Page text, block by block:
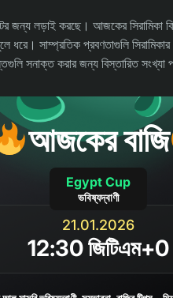
জন্য লড়াই করছে। আজকের
ধরে। সাম্প্রতিক প্রবণতাগুলি
সনাক্ত করার জন্য বিস্তারিত সংখ্যা
আজকের বাজি
Egypt Cup
ভবিষ্যদ্বাণী
21.01.2026
12:30 জিটিএম+0